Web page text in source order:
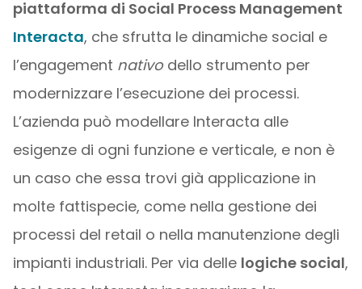
piattaforma di Social Process Management
Interacta, che sfrutta le dinamiche social e
l’engagement nativo dello strumento per
modernizzare l’esecuzione dei processi.
L’azienda può modellare Interacta alle
esigenze di ogni funzione e verticale, e non è
un caso che essa trovi già applicazione in
molte fattispecie, come nella gestione dei
processi del retail o nella manutenzione degli
impianti industriali. Per via delle logiche social,